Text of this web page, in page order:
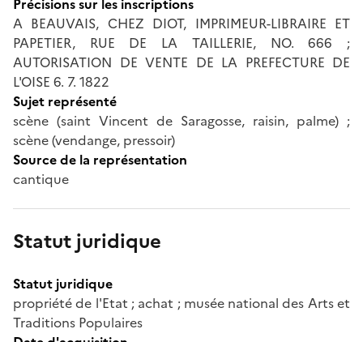
A BEAUVAIS, CHEZ DIOT, IMPRIMEUR-LIBRAIRE ET
PAPETIER, RUE DE LA TAILLERIE, NO. 666 ;
AUTORISATION DE VENTE DE LA PREFECTURE DE
L'OISE 6. 7. 1822
Sujet représenté
scène (saint Vincent de Saragosse, raisin, palme) ;
scène (vendange, pressoir)
Source de la représentation
cantique
Statut juridique
Statut juridique
propriété de l'Etat ; achat ; musée national des Arts et
Traditions Populaires